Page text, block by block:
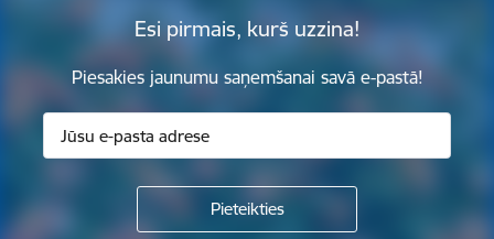
Esi pirmais, kurš uzzina!
Piesakies jaunumu saņemšanai savā e-pastā!